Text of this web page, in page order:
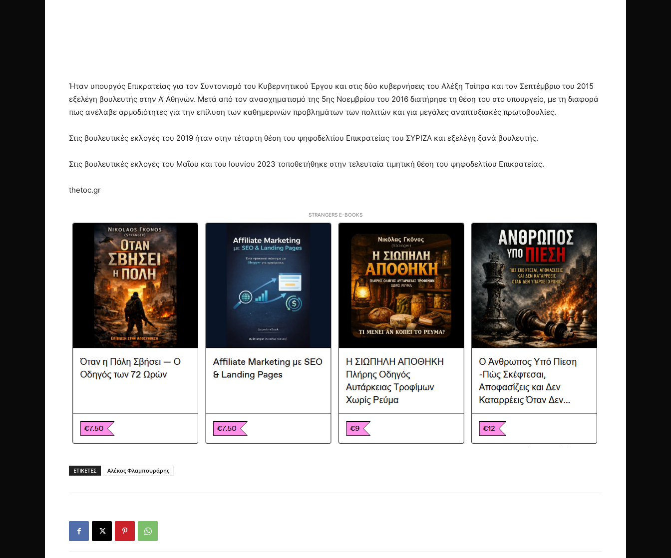
Ήταν υπουργός Επικρατείας για τον Συντονισμό του Κυβερνητικού Έργου και στις δύο κυβερνήσεις του Αλέξη Τσίπρα και τον Σεπτέμβριο του 2015
εξελέγη βουλευτής στην Α’ Αθηνών. Μετά από τον ανασχηματισμό της 5ης Νοεμβρίου του 2016 διατήρησε τη θέση του στο υπουργείο, με τη διαφορά
πως ανέλαβε αρμοδιότητες για την επίλυση των καθημερινών προβλημάτων των πολιτών και για μεγάλες αναπτυξιακές πρωτοβουλίες.
Στις βουλευτικές εκλογές του 2019 ήταν στην τέταρτη θέση του ψηφοδελτίου Επικρατείας του ΣΥΡΙΖΑ και εξελέγη ξανά βουλευτής.
Στις βουλευτικές εκλογές του Μαΐου και του Ιουνίου 2023 τοποθετήθηκε στην τελευταία τιμητική θέση του ψηφοδελτίου Επικρατείας.
thetoc.gr
STRANGERS E-BOOKS
ΕΤΙΚΕΤΕΣ Αλέκος Φλαμπουράρης